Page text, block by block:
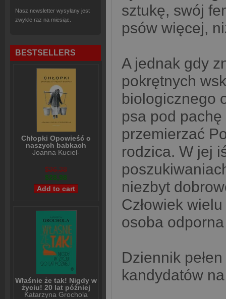
Nasz newsletter wysyłany jest
zwykle raz na miesiąc.
BESTSELLERS
Chłopki Opowieść o
naszych babkach
Joanna Kuciel-
$36,38
$28,98
Właśnie że tak! Nigdy w
życiu! 20 lat później
Katarzyna Grochola
sztukę, swój
psów więcej,
A jednak gdy
pokrętnych
biologicznego
psa pod
przemierzać
rodzica. W jej
niezbyt
Człowiek
osoba
Dziennik
kandydatów